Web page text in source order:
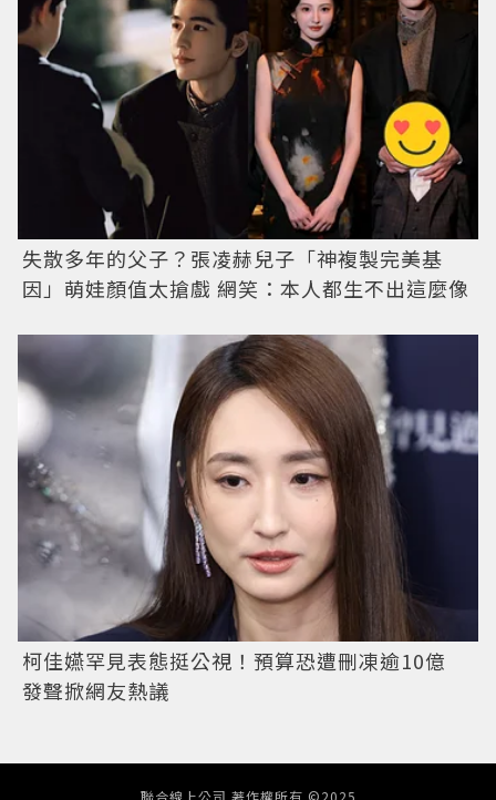
失散多年的父子？張凌赫兒子「神複製完美基
因」萌娃顏值太搶戲 網笑：本人都生不出這麼像
柯佳嬿罕見表態挺公視！預算恐遭刪凍逾10億
發聲掀網友熱議